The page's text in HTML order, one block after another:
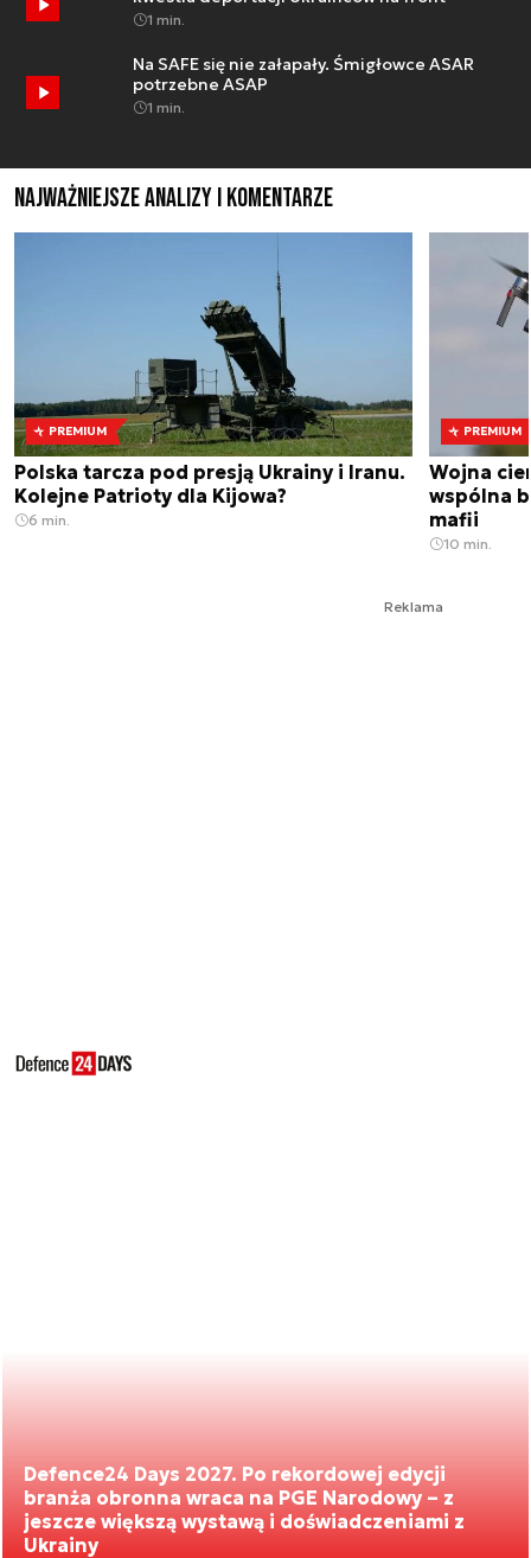
1 min.
Na SAFE się nie załapały. Śmigłowce ASAR
potrzebne ASAP
1 min.
Najważniejsze analizy i komentarze
PREMIUM
Polska tarcza pod presją Ukrainy i Iranu.
Kolejne Patrioty dla Kijowa?
6 min.
PREMIUM
Wojna
wspólna
mafii
10 min.
Reklama
Defence24 Days 2027. Po rekordowej edycji
branża obronna wraca na PGE Narodowy – z
jeszcze większą wystawą i doświadczeniami z
Ukrainy